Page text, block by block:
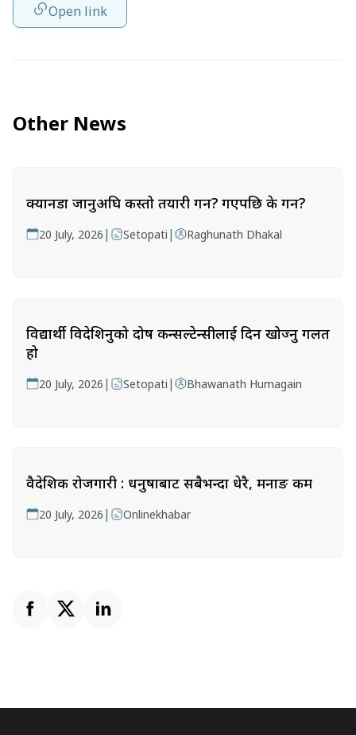
Open link
Other News
क्यानडा जानुअघि कस्तो तयारी गर्ने? गएपछि के गर्ने?
20 July, 2026 | Setopati | Raghunath Dhakal
विद्यार्थी विदेशिनुको दोष कन्सल्टेन्सीलाई दिन खोज्नु गलत
हो
20 July, 2026 | Setopati | Bhawanath Humagain
वैदेशिक रोजगारी : धनुषाबाट सबैभन्दा धेरै, मनाङ कम
20 July, 2026 | Onlinekhabar